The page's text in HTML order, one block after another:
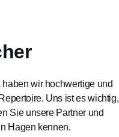
wir hochwertige und
Uns ist es wichtig,
Sie unsere Partner und
Hagen kennen.